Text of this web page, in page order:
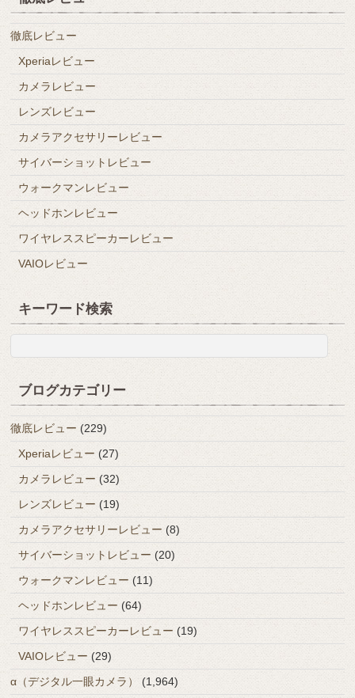
徹底レビュー
Xperiaレビュー
カメラレビュー
レンズレビュー
カメラアクセサリーレビュー
サイバーショットレビュー
ウォークマンレビュー
ヘッドホンレビュー
ワイヤレススピーカーレビュー
VAIOレビュー
キーワード検索
ブログカテゴリー
徹底レビュー (229)
Xperiaレビュー (27)
カメラレビュー (32)
レンズレビュー (19)
カメラアクセサリーレビュー (8)
サイバーショットレビュー (20)
ウォークマンレビュー (11)
ヘッドホンレビュー (64)
ワイヤレススピーカーレビュー (19)
VAIOレビュー (29)
α（デジタル一眼カメラ）
(1,964)